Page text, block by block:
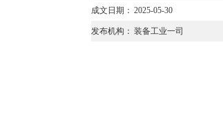
成文日期： 2025-05-30
发布机构： 装备工业一司